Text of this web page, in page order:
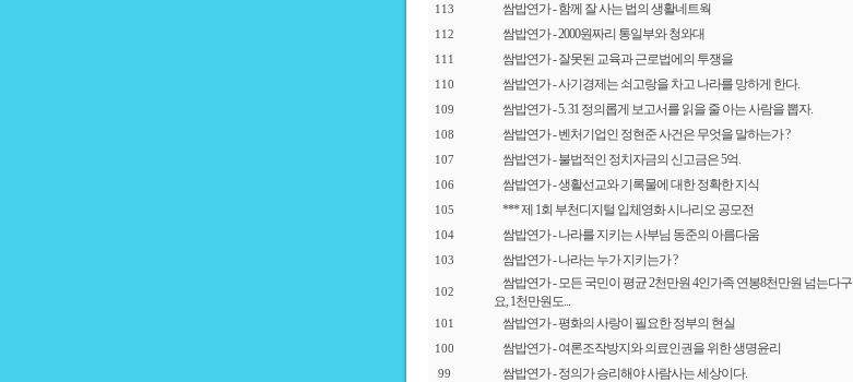
113 쌈밥연가 - 함께 잘 사는 법의 생활네트웍
112 쌈밥연가 - 2000원짜리 통일부와 청와대
111 쌈밥연가 - 잘못된 교육과 근로법에의 투쟁을
110 쌈밥연가 - 사기경제는 쇠고랑을 차고 나라를 망하게 한다.
109 쌈밥연가 - 5. 31 정의롭게 보고서를 읽을 줄 아는 사람을 뽑자.
108 쌈밥연가 - 벤처기업인 정현준 사건은 무엇을 말하는가 ?
107 쌈밥연가 - 불법적인 정치자금의 신고금은 5억.
106 쌈밥연가 - 생활선교와 기록물에 대한 정확한 지식
105 *** 제 1회 부천디지털 입체영화 시나리오 공모전
104 쌈밥연가 - 나라를 지키는 사부님 동준의 아름다움
103 쌈밥연가 - 나라는 누가 지키는가 ?
102
쌈밥연가 - 모든 국민이 평균 2천만원 4인가족 연봉8천만원 넘는다구
요, 1천만원도...
101 쌈밥연가 - 평화의 사랑이 필요한 정부의 현실
100 쌈밥연가 - 여론조작방지와 의료인권을 위한 생명윤리
99 쌈밥연가 - 정의가 승리해야 사람사는 세상이다.